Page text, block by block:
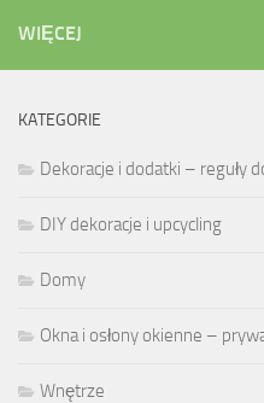
WIĘCEJ
KATEGORIE
Dekoracje i dodatki – reguły
DIY dekoracje i upcycling
Domy
Okna i osłony okienne –
Wnętrze